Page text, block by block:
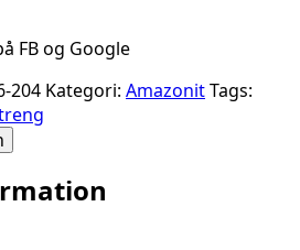
FB og Google
204 Kategori: AmazonitTags: